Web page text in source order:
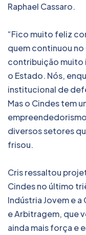
Raphael Cassaro.
“Fico muito feliz
quem continuou no
contribuição muito
o Estado. Nós,
institucional de
Mas o Cindes tem
diversos setores
frisou.
Cris ressaltou
Cindes no último
Indústria Jovem e
e Arbitragem, que
ainda mais força e